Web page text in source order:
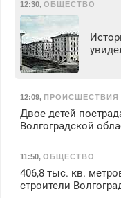
12:30, ОБЩЕСТВО
12:09, ПРОИСШЕСТВИЯ
Двое детей
Волгоградской
11:50, ОБЩЕСТВО
406,8 тыс. кв.
строители